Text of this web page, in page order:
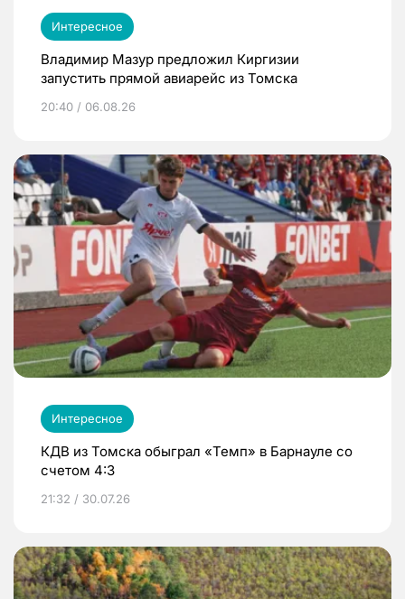
Интересное
Владимир Мазур предложил Киргизии
запустить прямой авиарейс из Томска
20:40 / 06.08.26
Интересное
КДВ из Томска обыграл «Темп» в Барнауле со
счетом 4:3
21:32 / 30.07.26